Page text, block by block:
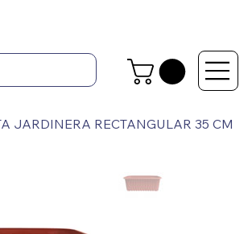
JARDINERA RECTANGULAR 35 CM